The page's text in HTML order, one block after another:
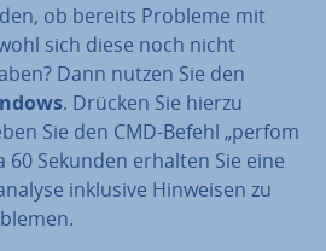
ob bereits Probleme mit
sich diese noch nicht
Dann nutzen Sie den
. Drücken Sie hierzu
Sie den CMD-Befehl „perfom
Sekunden erhalten Sie eine
inklusive Hinweisen zu